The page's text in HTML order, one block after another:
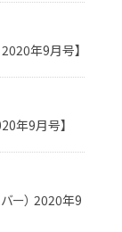
年9月号】
年9月号】
ー） 2020年9